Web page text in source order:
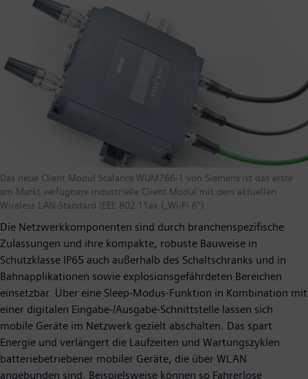
Das neue Client Modul Scalance WUM766-1 von Siemens ist das erste
am Markt verfügbare industrielle Client Modul mit dem aktuellen
Wireless LAN-Standard IEEE 802.11ax („Wi-Fi 6“).
Die Netzwerkkomponenten sind durch branchenspezifische
Zulassungen und ihre kompakte, robuste Bauweise in
Schutzklasse IP65 auch außerhalb des Schaltschranks und in
Bahnapplikationen sowie explosionsgefährdeten Bereichen
einsetzbar. Über eine Sleep-Modus-Funktion in Kombination mit
einer digitalen Eingabe-/Ausgabe-Schnittstelle lassen sich
mobile Geräte im Netzwerk gezielt abschalten. Das spart
Energie und verlängert die Laufzeiten und Wartungszyklen
batteriebetriebener mobiler Geräte, die über WLAN
angebunden sind. Beispielsweise können so Fahrerlose